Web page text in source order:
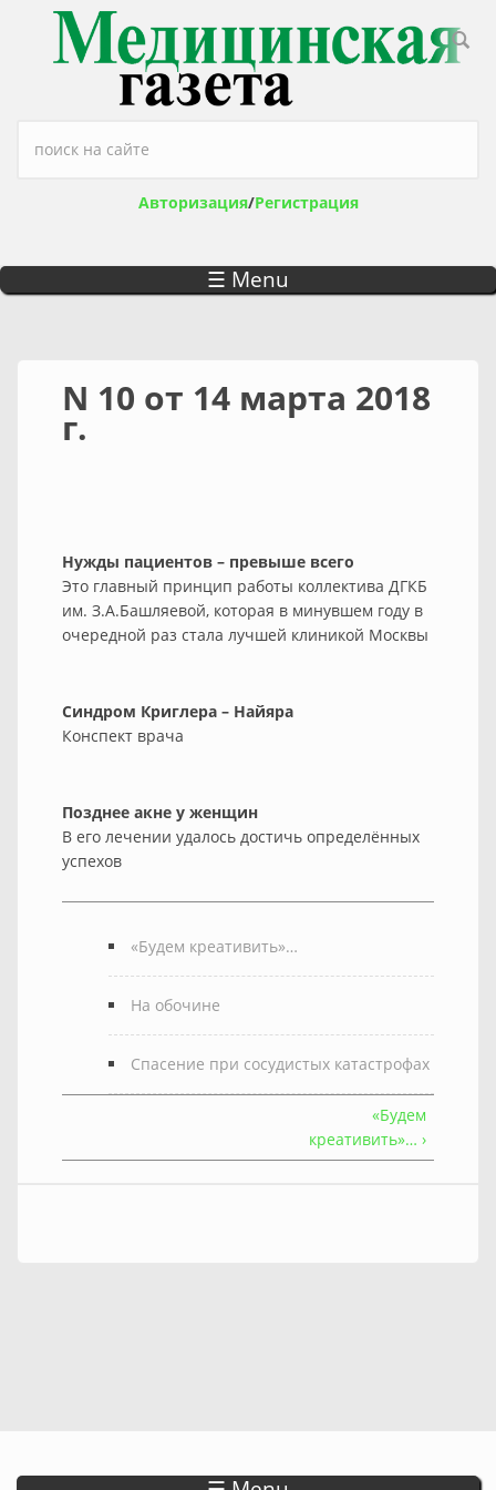
Перейти к основному содержанию
Форма поиска
Авторизация/Регистрация
☰ Menu
N 10 от 14 марта 2018
г.
Нужды пациентов – превыше всего
Это главный принцип работы коллектива ДГКБ
им. З.А.Башляевой, которая в минувшем году в
очередной раз стала лучшей клиникой Москвы
Синдром Криглера – Найяра
Конспект врача
Позднее акне у женщин
В его лечении удалось достичь определённых
успехов
«Будем креативить»…
На обочине
Спасение при сосудистых катастрофах
«Будем
креативить»… ›